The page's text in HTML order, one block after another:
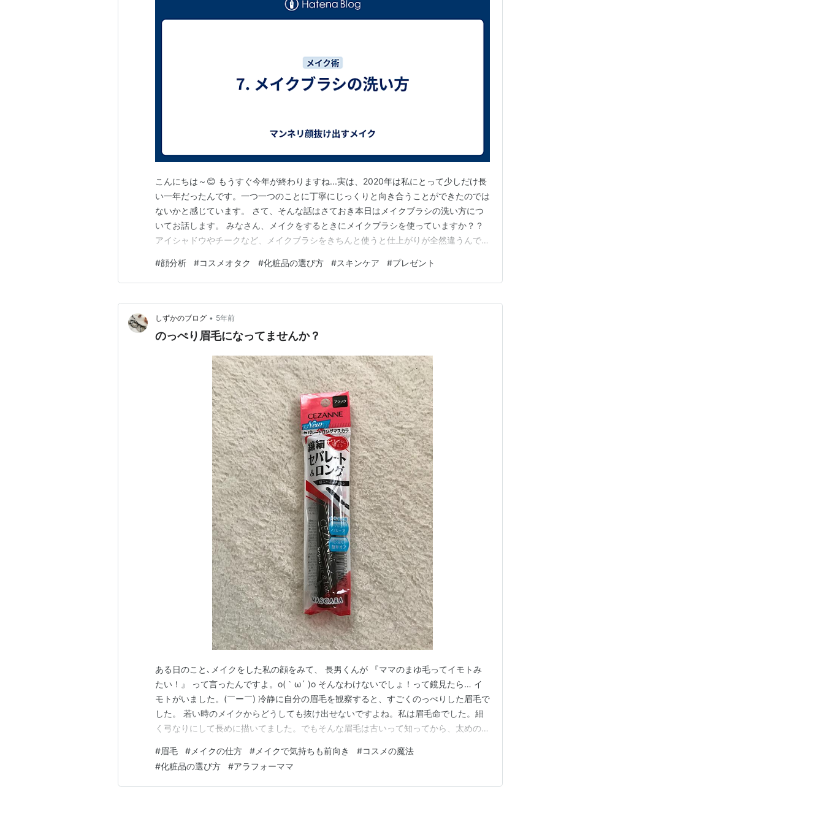
こんにちは～😊 もうすぐ今年が終わりますね...実は、2020年は私にとって少しだけ長
い一年だったんです。一つ一つのことに丁寧にじっくりと向き合うことができたのでは
ないかと感じています。 さて、そんな話はさておき本日はメイクブラシの洗い方につ
いてお話します。 みなさん、メイクをするときにメイクブラシを使っていますか？？
アイシャドウやチークなど、メイクブラシをきちんと使うと仕上がりが全然違うんです
(笑)） ただ、メイクブラシを使っている方のほとんどの方が 「メイクブラシってどう
やって洗うの！？」と思われていると思います…
#顔分析 #コスメオタク #化粧品の選び方 #スキンケア #プレゼント
しずかのブログ • 5年前
のっぺり眉毛になってませんか？
ある日のこと､メイクをした私の顔をみて、 長男くんが 『ママのまゆ毛ってイモトみ
たい！』 って言ったんですよ。o(｀ω´ )o そんなわけないでしょ！って鏡見たら… イ
モトがいました。(￣ー￣) 冷静に自分の眉毛を観察すると、すごくのっぺりした眉毛で
した。 若い時のメイクからどうしても抜け出せないですよね。私は眉毛命でした。細
く弓なりにして長めに描いてました。でもそんな眉毛は古いって知ってから、太めの眉
毛を目指して、眉マスカラに挑戦してみました。 セザンヌ セパレートロングマスカラ
私のやり方 まとめ 今回ご紹…
#眉毛 #メイクの仕方 #メイクで気持ちも前向き #コスメの魔法
#化粧品の選び方 #アラフォーママ